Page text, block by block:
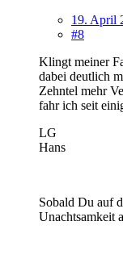
19. April
#8
Klingt meiner
dabei deutlich
Zehntel mehr
fahr ich seit
LG
Hans
Sobald Du auf
Unachtsamkeit